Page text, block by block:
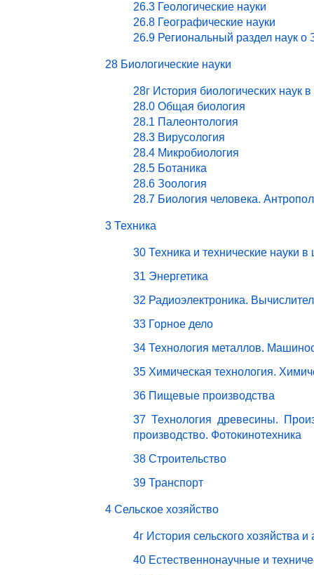
26.3 Геологические науки
26.8 Географические науки
26.9 Региональный раздел наук о
28 Биологические науки
28г История биологических наук
28.0 Общая биология
28.1 Палеонтология
28.3 Вирусология
28.4 Микробиология
28.5 Ботаника
28.6 Зоология
28.7 Биология человека.
3 Техника
30 Техника и технические науки в
31 Энергетика
32 Радиоэлектроника.
33 Горное дело
34 Технология металлов.
35 Химическая технология.
36 Пищевые производства
37 Технология древесины.
производство. Фотокинотехника
38 Строительство
39 Транспорт
4 Сельское хозяйство
4г История сельского хозяйства
40 Естественнонаучные и